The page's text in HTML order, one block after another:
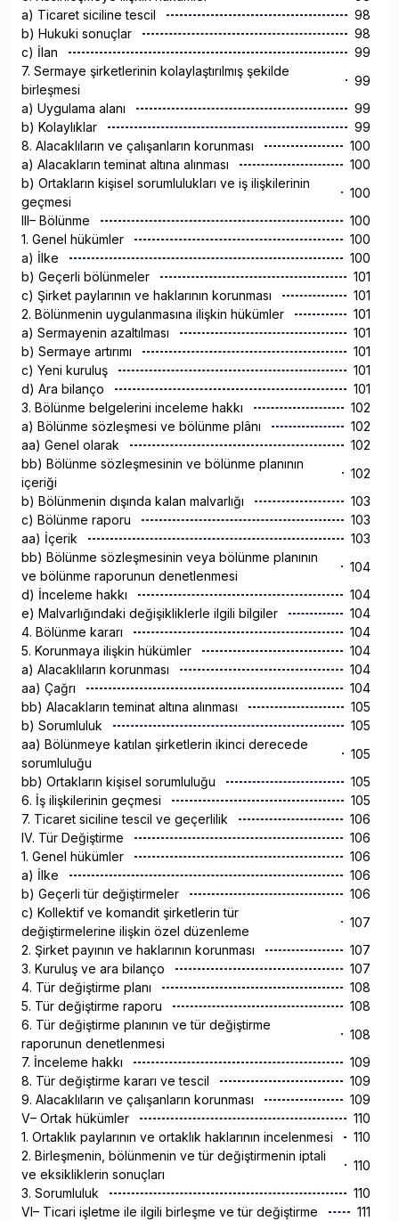
a) Ticaret siciline tescil
98
b) Hukuki sonuçlar
98
c) İlan
99
7. Sermaye şirketlerinin kolaylaştırılmış şekilde
birleşmesi
99
a) Uygulama alanı
99
b) Kolaylıklar
99
8. Alacaklıların ve çalışanların korunması
100
a) Alacakların teminat altına alınması
100
b) Ortakların kişisel sorumlulukları ve iş ilişkilerinin
geçmesi
100
III– Bölünme
100
1. Genel hükümler
100
a) İlke
100
b) Geçerli bölünmeler
101
c) Şirket paylarının ve haklarının korunması
101
2. Bölünmenin uygulanmasına ilişkin hükümler
101
a) Sermayenin azaltılması
101
b) Sermaye artırımı
101
c) Yeni kuruluş
101
d) Ara bilanço
101
3. Bölünme belgelerini inceleme hakkı
102
a) Bölünme sözleşmesi ve bölünme plânı
102
aa) Genel olarak
102
bb) Bölünme sözleşmesinin ve bölünme planının
içeriği
102
b) Bölünmenin dışında kalan malvarlığı
103
c) Bölünme raporu
103
aa) İçerik
103
bb) Bölünme sözleşmesinin veya bölünme planının
ve bölünme raporunun denetlenmesi
104
d) İnceleme hakkı
104
e) Malvarlığındaki değişikliklerle ilgili bilgiler
104
4. Bölünme kararı
104
5. Korunmaya ilişkin hükümler
104
a) Alacaklıların korunması
104
aa) Çağrı
104
bb) Alacakların teminat altına alınması
105
b) Sorumluluk
105
aa) Bölünmeye katılan şirketlerin ikinci derecede
sorumluluğu
105
bb) Ortakların kişisel sorumluluğu
105
6. İş ilişkilerinin geçmesi
105
7. Ticaret siciline tescil ve geçerlilik
106
IV. Tür Değiştirme
106
1. Genel hükümler
106
a) İlke
106
b) Geçerli tür değiştirmeler
106
c) Kollektif ve komandit şirketlerin tür
değiştirmelerine ilişkin özel düzenleme
107
2. Şirket payının ve haklarının korunması
107
3. Kuruluş ve ara bilanço
107
4. Tür değiştirme planı
108
5. Tür değiştirme raporu
108
6. Tür değiştirme planının ve tür değiştirme
raporunun denetlenmesi
108
7. İnceleme hakkı
109
8. Tür değiştirme kararı ve tescil
109
9. Alacaklıların ve çalışanların korunması
109
V– Ortak hükümler
110
1. Ortaklık paylarının ve ortaklık haklarının incelenmesi
110
2. Birleşmenin, bölünmenin ve tür değiştirmenin iptali
ve eksikliklerin sonuçları
110
3. Sorumluluk
110
VI– Ticari işletme ile ilgili birleşme ve tür değiştirme
111